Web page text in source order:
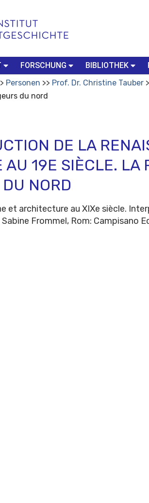
FORSCHUNG BIBLIOTHEK
Personen Prof. Dr. Christine Tauber
du nord
DE LA
AU 19E SIÈCLE. LA
NORD
et architecture au XIXe siècle.
Frommel, Rom: Campisano